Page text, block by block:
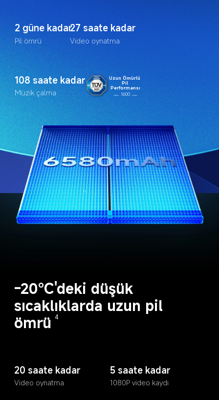
2 güne kadar
Pil ömrü
27 saate kadar
Video oynatma
108 saate kadar
Müzik çalma
Uzun Ömürlü
Pil
Performansı
1600
-20℃'deki düşük
sıcaklıklarda uzun pil
ömrü 4
20 saate kadar
Video oynatma
5 saate kadar
1080P video kaydı